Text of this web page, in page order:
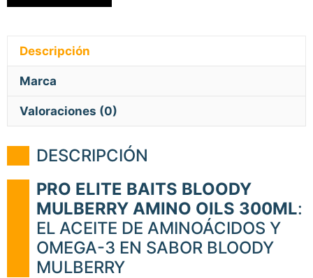
Descripción
Marca
Valoraciones (0)
DESCRIPCIÓN
PRO ELITE BAITS BLOODY
MULBERRY AMINO OILS 300ML:
EL ACEITE DE AMINOÁCIDOS Y
OMEGA-3 EN SABOR BLOODY
MULBERRY